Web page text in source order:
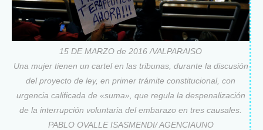
15 DE MARZO de 2016 /VALPARAISO
Una mujer tienen un cartel en las tribunas, durante la discusión
del proyecto de ley, en primer trámite constitucional, con
urgencia calificada de «suma», que regula la despenalización
de la interrupción voluntaria del embarazo en tres causales.
PABLO OVALLE ISASMENDI/ AGENCIAUNO